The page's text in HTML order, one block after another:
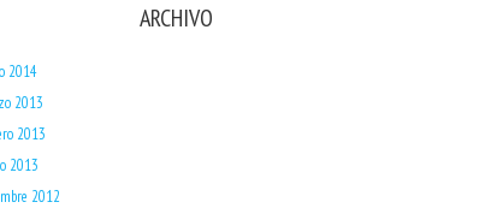
ARCHIVO
2014
2013
2013
2013
2012